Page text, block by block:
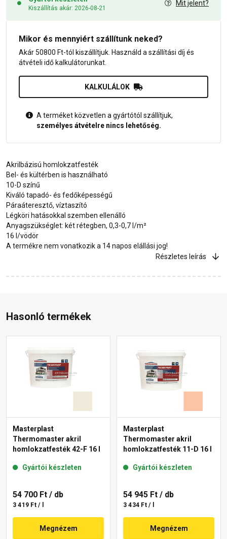
Kiszállítás akár: 2026-08-21
Mit jelent?
Mikor és mennyiért szállítunk neked?
Akár 50800 Ft-tól kiszállítjuk. Használd a szállítási díj és
átvételi idő kalkulátorunkat.
KALKULÁLOK
A terméket közvetlen a gyártótól szállítjuk,
személyes átvételre nincs lehetőség.
Akrilbázisú homlokzatfesték
Bel- és kültérben is használható
10-D színű
Kiváló tapadó- és fedőképességű
Páraáteresztő, víztaszító
Légköri hatásokkal szemben ellenálló
Anyagszükséglet: két rétegben, 0,3-0,7 l/m²
16 l/vödör
A termékre nem vonatkozik a 14 napos elállási jog!
Részletes leírás
Hasonló termékek
Masterplast
Thermomaster akril
homlokzatfesték 42-F 16 l
Gyártói készleten
54 700 Ft / db
3 419 Ft / l
Megnézem
Masterplast
Thermomaster akril
homlokzatfesték 11-D 16 l
Gyártói készleten
54 945 Ft / db
3 434 Ft / l
Megnézem